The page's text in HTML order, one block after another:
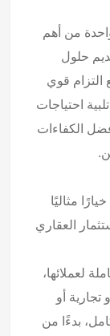
من أهم
حلول
التزام قوي
احتياجات
الكفاءات
مثاليًا
العقاري
لعملائها،
أو
بدءًا من